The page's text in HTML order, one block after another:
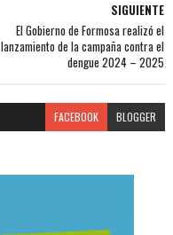
SIGUIENTE
El Gobierno de Formosa realizó el
lanzamiento de la campaña contra el
dengue 2024 – 2025
FACEBOOK BLOGGER